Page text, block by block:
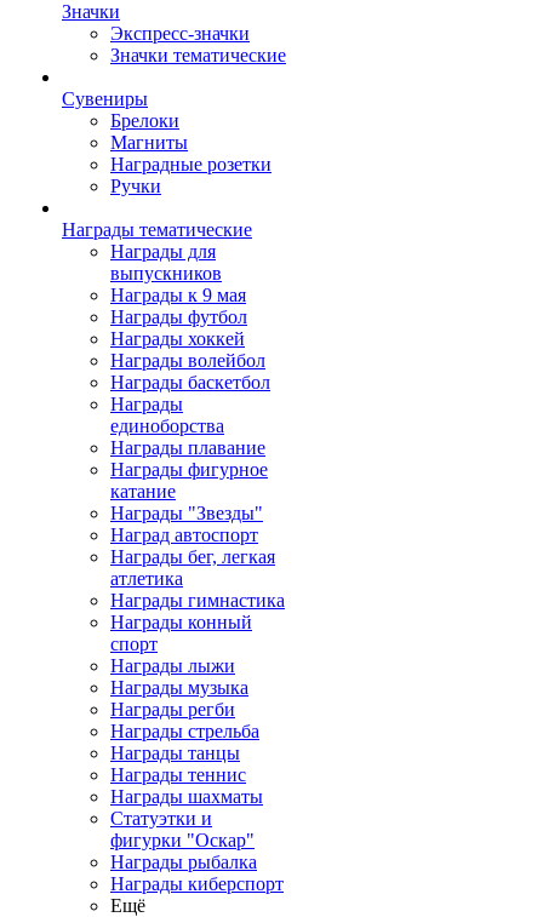
Значки
Экспресс-значки
Значки тематические
Сувениры
Брелоки
Магниты
Наградные розетки
Ручки
Награды тематические
Награды для
выпускников
Награды к 9 мая
Награды футбол
Награды хоккей
Награды волейбол
Награды баскетбол
Награды
единоборства
Награды плавание
Награды фигурное
катание
Награды "Звезды"
Наград автоспорт
Награды бег, легкая
атлетика
Награды гимнастика
Награды конный
спорт
Награды лыжи
Награды музыка
Награды регби
Награды стрельба
Награды танцы
Награды теннис
Награды шахматы
Статуэтки и
фигурки "Оскар"
Награды рыбалка
Награды киберспорт
Ещё